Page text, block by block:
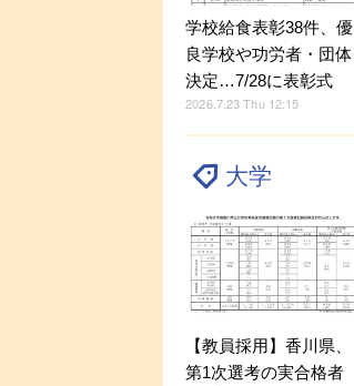
学校給食表彰38件、優
良学校や功労者・団体
決定…7/28に表彰式
2026.7.23 Thu 12:15
大学
【教員採用】香川県、
第1次選考の実合格者